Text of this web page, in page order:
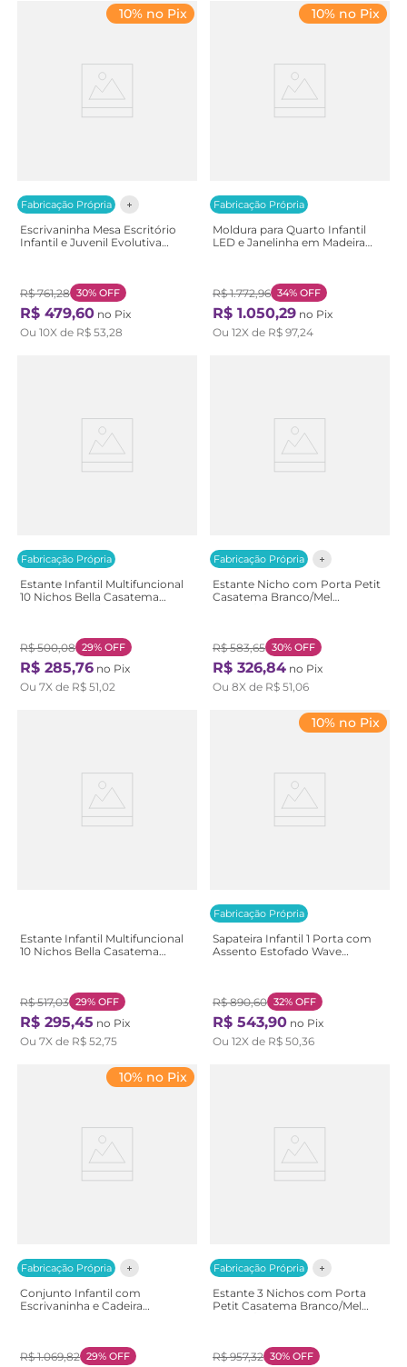
Fabricação Própria
10% no Pix
Escrivaninha Mesa Escritório
Infantil e Juvenil Evolutiva
Branco/Natural
R$ 761,28 30% OFF
R$ 479,60 no Pix
Ou 10X de R$ 53,28
Fabricação Própria
10% no Pix
Moldura para Quarto Infantil
LED e Janelinha em Madeira
R$ 1.772,96 34% OFF
R$ 1.050,29 no Pix
Ou 12X de R$ 97,24
Fabricação Própria
Estante Infantil Multifuncional
10 Nichos Bella Casatema
R$ 500,08 29% OFF
R$ 285,76 no Pix
Ou 7X de R$ 51,02
Fabricação Própria
Estante Nicho com Porta Petit
Casatema Branco/Mel
R$ 583,65 30% OFF
R$ 326,84 no Pix
Ou 8X de R$ 51,06
Estante Infantil Multifuncional
10 Nichos Bella Casatema
R$ 517,03 29% OFF
R$ 295,45 no Pix
Ou 7X de R$ 52,75
Fabricação Própria
10% no Pix
Sapateira Infantil 1 Porta com
Assento Estofado Wave
R$ 890,60 32% OFF
R$ 543,90 no Pix
Ou 12X de R$ 50,36
Fabricação Própria
10% no Pix
Conjunto Infantil com
Escrivaninha e Cadeira
R$ 1.069,82 29% OFF
Fabricação Própria
Estante 3 Nichos com Porta
Petit Casatema Branco/Mel
R$ 957,32 30% OFF